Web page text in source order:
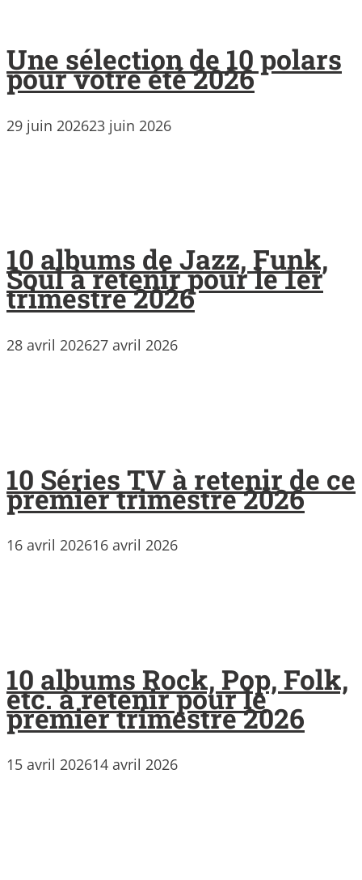
Une sélection de 10 polars
pour votre été 2026
29 juin 202623 juin 2026
10 albums de Jazz, Funk,
Soul à retenir pour le 1er
trimestre 2026
28 avril 202627 avril 2026
10 Séries TV à retenir de ce
premier trimestre 2026
16 avril 202616 avril 2026
10 albums Rock, Pop, Folk,
etc. à retenir pour le
premier trimestre 2026
15 avril 202614 avril 2026